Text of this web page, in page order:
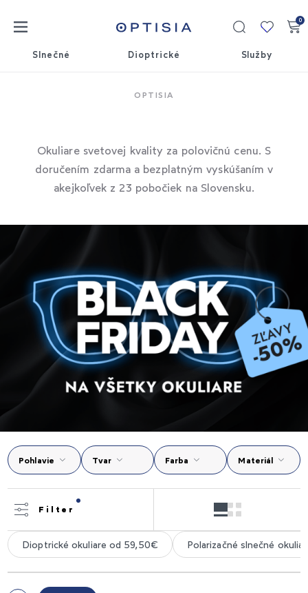
Slnečné Dioptrické Služby
Moja
0
OPTISIA
Okuliare svetovej kvality za polovičnú cenu. S
doručením zdarma a bezplatným vyskúšaním v
akejkoľvek z 23 pobočiek na Slovensku.
Pohlavie Tvar Farba Materiál
Filter
Dioptrické okuliare od 59,50€ Polarizačné slnečné